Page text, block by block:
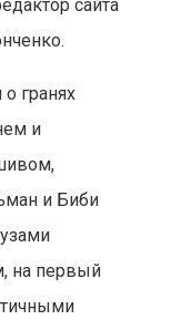
сайта
гранях
и
и Биби
на первый